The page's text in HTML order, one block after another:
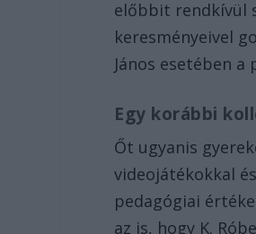
előbbit rendkívül
keresményeivel
János esetében
Egy korábbi
Őt ugyanis
videojátékokkal
pedagógiai
az is, hogy K.